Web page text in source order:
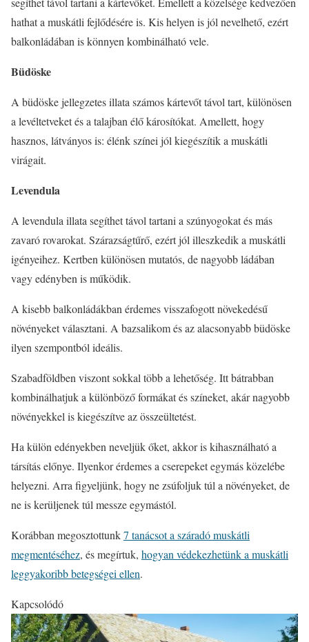
hathat a muskátli fejlődésére is. Kis helyen is jól nevelhető, ezért
balkonládában is könnyen kombinálható vele.
Büdöske
A büdöske jellegzetes illata számos kártevőt távol tart, különösen
a levéltetveket és a talajban élő károsítókat. Amellett, hogy
hasznos, látványos is: élénk színei jól kiegészítik a muskátli
virágait.
Levendula
A levendula illata segíthet távol tartani a szúnyogokat és más
zavaró rovarokat. Szárazságtűrő, ezért jól illeszkedik a muskátli
igényeihez. Kertben különösen mutatós, de nagyobb ládában
vagy edényben is működik.
A kisebb balkonládákban érdemes visszafogott növekedésű
növényeket választani. A bazsalikom és az alacsonyabb büdöske
ilyen szempontból ideális.
Szabadföldben viszont sokkal több a lehetőség. Itt bátrabban
kombinálhatjuk a különböző formákat és színeket, akár nagyobb
növényekkel is kiegészítve az összeültetést.
Ha külön edényekben neveljük őket, akkor is kihasználható a
társítás előnye. Ilyenkor érdemes a cserepeket egymás közelébe
helyezni. Arra figyeljünk, hogy ne zsúfoljuk túl a növényeket, de
ne is kerüljenek túl messze egymástól.
Korábban megosztottunk7 tanácsot a száradó muskátli
megmentéséhez, és megírtuk, hogyan védekezhetünk a muskátli
leggyakoribb betegségei ellen.
Kapcsolódó